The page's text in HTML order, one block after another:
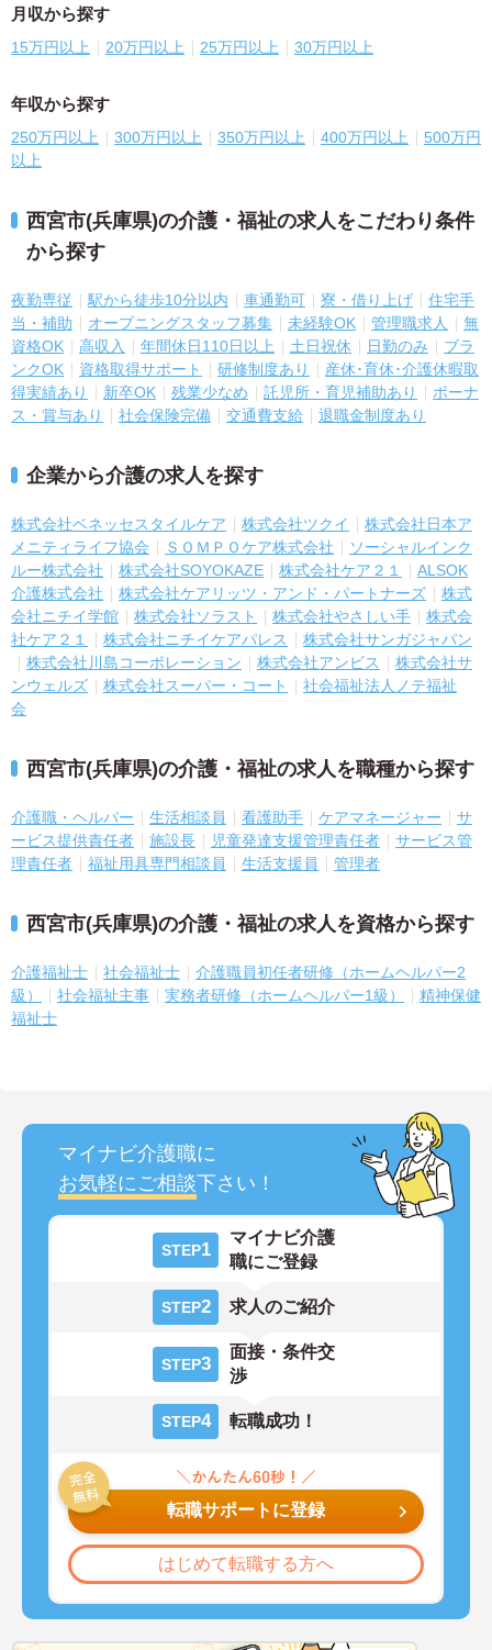
月収から探す
15万円以上 20万円以上 25万円以上 30万円以上
年収から探す
250万円以上 300万円以上 350万円以上 400万円以上
500万円
以上
西宮市(兵庫県)の介護・福祉の求人をこだわり条件
から探す
夜勤専従 駅から徒歩10分以内 車通勤可 寮・借り上げ
住宅手
当・補助
オープニングスタッフ募集 未経験OK 管理職求人
無
資格OK
高収入 年間休日110日以上 土日祝休 日勤のみ
ブラ
ンクOK
資格取得サポート 研修制度あり
産休･育休･介護休暇取
得実績あり
新卒OK 残業少なめ 託児所・育児補助あり
ボーナ
ス・賞与あり
社会保険完備 交通費支給 退職金制度あり
企業から介護の求人を探す
株式会社ベネッセスタイルケア 株式会社ツクイ
株式会社日本ア
メニティライフ協会
ＳＯＭＰＯケア株式会社
ソーシャルインク
ルー株式会社
株式会社SOYOKAZE 株式会社ケア２１
ALSOK
介護株式会社
株式会社ケアリッツ・アンド・パートナーズ
株式
会社ニチイ学館
株式会社ソラスト 株式会社やさしい手
株式会
社ケア２１
株式会社ニチイケアパレス
株式会社サンガジャパン
株式会社川島コーポレーション
株式会社アンビス
株式会社サ
ンウェルズ
株式会社スーパー・コート
社会福祉法人ノテ福祉
会
西宮市(兵庫県)の介護・福祉の求人を職種から探す
介護職・ヘルパー 生活相談員 看護助手 ケアマネージャー
サ
ービス提供責任者
施設長 児童発達支援管理責任者
サービス管
理責任者
福祉用具専門相談員 生活支援員 管理者
西宮市(兵庫県)の介護・福祉の求人を資格から探す
介護福祉士 社会福祉士
介護職員初任者研修（ホームヘルパー2
級）
社会福祉主事 実務者研修（ホームヘルパー1級）
精神保健
福祉士
マイナビ介護職に
お気軽にご相談下さい！
STEP1
マイナビ介護
職にご登録
STEP2 求人のご紹介
STEP3
面接・条件交
渉
STEP4 転職成功！
転職サポートに登録
はじめて転職する方へ